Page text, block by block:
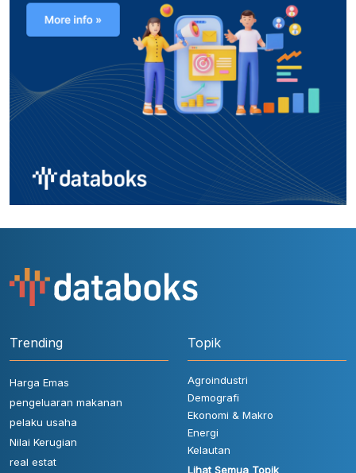
Trending
Harga Emas
pengeluaran makanan
pelaku usaha
Nilai Kerugian
real estat
Topik
Agroindustri
Demografi
Ekonomi & Makro
Energi
Kelautan
Lihat Semua Topik